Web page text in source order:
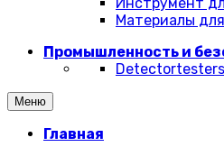
Материалы
Промышленность и
Detectortesters
Меню
Главная